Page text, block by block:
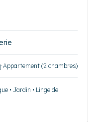
Appartement (2 chambres)
• Jardin • Linge de